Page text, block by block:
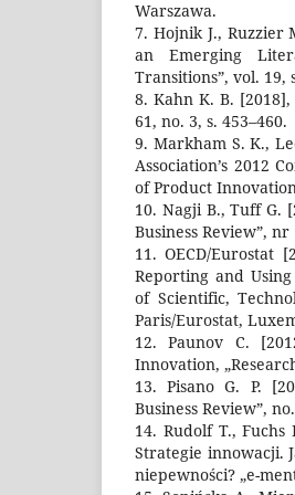
Warszawa.
7. Hojnik J., Ruzzier
an Emerging
Transitions”, vol. 19,
8. Kahn K. B.
61, no. 3, s. 453–460.
9. Markham S. K.,
Association’s 2012
of Product
10. Nagji B., Tuff G.
Business Review”, nr
11. OECD/Eurostat
Reporting and
of Scientific,
Paris/Eurostat,
12. Paunov C.
Innovation,
13. Pisano G. P.
Business Review”,
14. Rudolf T.,
Strategie innowacji.
niepewności? „e-